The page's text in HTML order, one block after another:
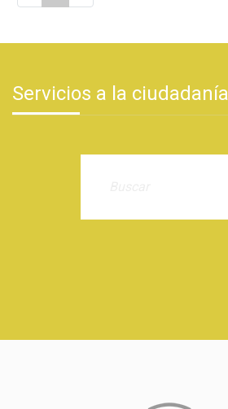
Servicios a la ciudadanía